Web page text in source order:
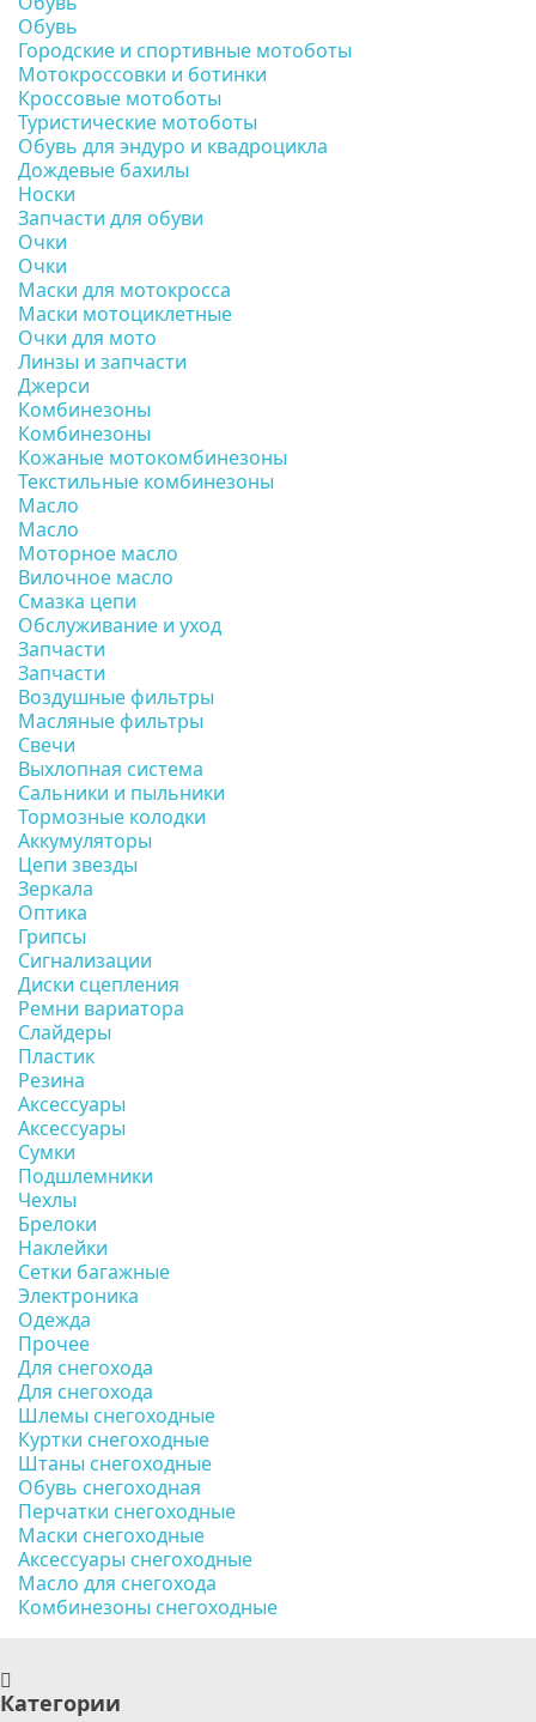
Обувь
Городские и спортивные мотоботы
Мотокроссовки и ботинки
Кроссовые мотоботы
Туристические мотоботы
Обувь для эндуро и квадроцикла
Дождевые бахилы
Носки
Запчасти для обуви
Очки
Очки
Маски для мотокросса
Маски мотоциклетные
Очки для мото
Линзы и запчасти
Джерси
Комбинезоны
Комбинезоны
Кожаные мотокомбинезоны
Текстильные комбинезоны
Масло
Масло
Моторное масло
Вилочное масло
Смазка цепи
Обслуживание и уход
Запчасти
Запчасти
Воздушные фильтры
Масляные фильтры
Свечи
Выхлопная система
Сальники и пыльники
Тормозные колодки
Аккумуляторы
Цепи звезды
Зеркала
Оптика
Грипсы
Сигнализации
Диски сцепления
Ремни вариатора
Слайдеры
Пластик
Резина
Аксессуары
Аксессуары
Сумки
Подшлемники
Чехлы
Брелоки
Наклейки
Сетки багажные
Электроника
Одежда
Прочее
Для снегохода
Для снегохода
Шлемы снегоходные
Куртки снегоходные
Штаны снегоходные
Обувь снегоходная
Перчатки снегоходные
Маски снегоходные
Аксессуары снегоходные
Масло для снегохода
Комбинезоны снегоходные
Категории